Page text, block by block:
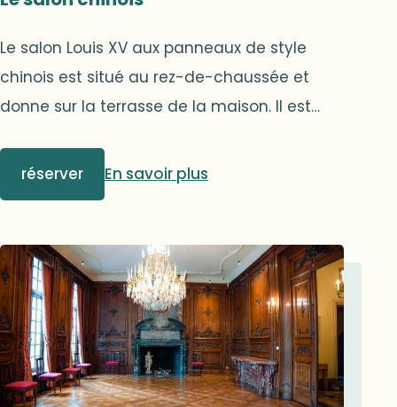
Le salon Louis XV aux panneaux de style
chinois est situé au rez-de-chaussée et
donne sur la terrasse de la maison. Il est
réserver
En savoir plus